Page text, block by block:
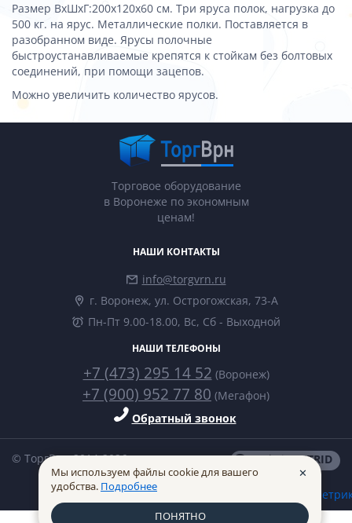
Размер ВхШхГ:200x120x60 см. Три яруса полок, нагрузка до
500 кг. на ярус. Металлические полки. Поставляется в
разобранном виде. Ярусы полочные
быстроустанавливаемые крепятся к стойкам без болтовых
соединений, при помощи зацепов.
Можно увеличить количество ярусов.
Торговое оборудование
в Воронеже по экономным
ценам!
НАШИ КОНТАКТЫ
info@torgvrn.ru
г. Воронеж, ул. Острогожская, 73-А
Пн-Пт 9.00-18.00, Вс, Сб - Выходной
НАШИ ТЕЛЕФОНЫ
+7 (473) 295 14 52 (Воронеж)
+7 (900) 952 77 80 (Мегафон)
Обратный звонок
made inINTRID
© ТоргВрн 2014-2026
Мы используем файлы cookie для вашего
удобства. Подробнее
✕
ПОНЯТНО